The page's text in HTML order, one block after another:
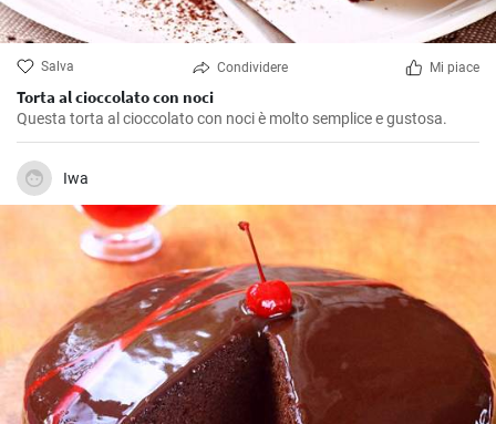
Salva Condividere Mi piace
Torta al cioccolato con noci
Questa torta al cioccolato con noci è molto semplice e gustosa.
Iwa